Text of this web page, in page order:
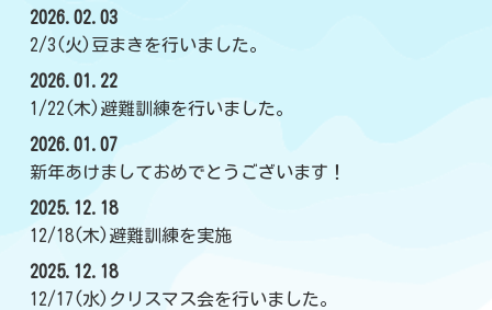
2026.02.03
2/3(火)豆まきを行いました。
2026.01.22
1/22(木)避難訓練を行いました。
2026.01.07
新年あけましておめでとうございます！
2025.12.18
12/18(木)避難訓練を実施
2025.12.18
12/17(水)クリスマス会を行いました。